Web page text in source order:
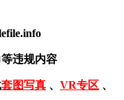
违规内容
套图写真 、 VR专区 、